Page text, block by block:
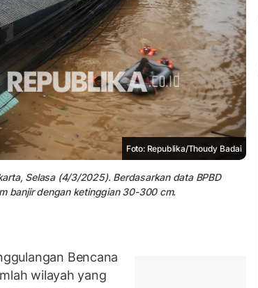
Foto: Republika/Thoudy Badai
Selasa (4/3/2025). Berdasarkan data BPBD
banjir dengan ketinggian 30-300 cm.
Bencana
wilayah yang